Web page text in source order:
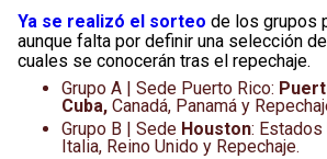
Ya se realizó el sorteo de los grupos
aunque falta por definir una selección
cuales se conocerán tras el repechaje.
Grupo A | Sede Puerto Rico:
Cuba, Canadá, Panamá y
Grupo B | Sede Houston: Estados
Italia, Reino Unido y Repechaje.